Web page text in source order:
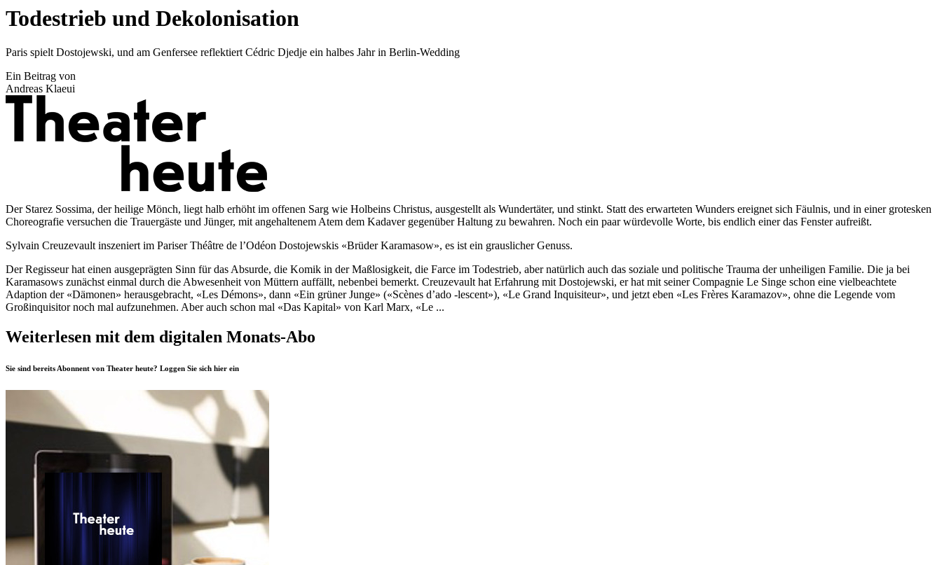
Todestrieb und Dekolonisation
Paris spielt Dostojewski, und am Genfersee reflektiert Cédric Djedje ein halbes Jahr in Berlin-Wedding
Ein Beitrag von
Andreas Klaeui
Der Starez Sossima, der heilige Mönch, liegt halb erhöht im offenen Sarg wie Holbeins Christus, ausgestellt als Wundertäter, und stinkt. Statt des erwarteten Wunders ereignet sich Fäulnis, und in einer grotesken
Choreografie versuchen die Trauergäste und Jünger, mit angehaltenem Atem dem Kadaver gegenüber Haltung zu bewahren. Noch ein paar würdevolle Worte, bis endlich einer das Fenster aufreißt.
Sylvain Creuzevault inszeniert im Pariser Théâtre de l’Odéon Dostojewskis «Brüder Karamasow», es ist ein grauslicher Genuss.
Der Regisseur hat einen ausgeprägten Sinn für das Absurde, die Komik in der Maßlosigkeit, die Farce im Todestrieb, aber natürlich auch das soziale und politische Trauma der unheiligen Familie. Die ja bei
Karamasows zunächst einmal durch die Abwesenheit von Müttern auffällt, nebenbei bemerkt. Creuzevault hat Erfahrung mit Dostojewski, er hat mit seiner Compagnie Le Singe schon eine vielbeachtete
Adaption der «Dämonen» herausgebracht, «Les Démons», dann «Ein grüner Junge» («Scènes d’ado -lescent»), «Le Grand Inquisiteur», und jetzt eben «Les Frères Karamazov», ohne die Legende vom
Großinquisitor noch mal aufzunehmen. Aber auch schon mal «Das Kapital» von Karl Marx, «Le ...
Weiterlesen mit dem digitalen Monats-Abo
Sie sind bereits Abonnent von Theater heute? Loggen Sie sich hier ein